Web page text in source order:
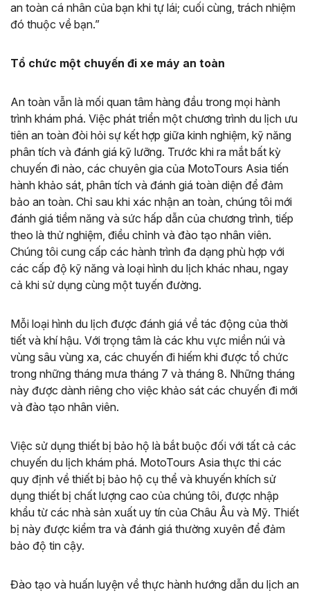
an toàn cá nhân của bạn khi tự lái; cuối cùng, trách nhiệm
đó thuộc về bạn.”
Tổ chức một chuyến đi xe máy an toàn
An toàn vẫn là mối quan tâm hàng đầu trong mọi hành
trình khám phá. Việc phát triển một chương trình du lịch ưu
tiên an toàn đòi hỏi sự kết hợp giữa kinh nghiệm, kỹ năng
phân tích và đánh giá kỹ lưỡng. Trước khi ra mắt bất kỳ
chuyến đi nào, các chuyên gia của MotoTours Asia tiến
hành khảo sát, phân tích và đánh giá toàn diện để đảm
bảo an toàn. Chỉ sau khi xác nhận an toàn, chúng tôi mới
đánh giá tiềm năng và sức hấp dẫn của chương trình, tiếp
theo là thử nghiệm, điều chỉnh và đào tạo nhân viên.
Chúng tôi cung cấp các hành trình đa dạng phù hợp với
các cấp độ kỹ năng và loại hình du lịch khác nhau, ngay
cả khi sử dụng cùng một tuyến đường.
Mỗi loại hình du lịch được đánh giá về tác động của thời
tiết và khí hậu. Với trọng tâm là các khu vực miền núi và
vùng sâu vùng xa, các chuyến đi hiếm khi được tổ chức
trong những tháng mưa tháng 7 và tháng 8. Những tháng
này được dành riêng cho việc khảo sát các chuyến đi mới
và đào tạo nhân viên.
Việc sử dụng thiết bị bảo hộ là bắt buộc đối với tất cả các
chuyến du lịch khám phá. MotoTours Asia thực thi các
quy định về thiết bị bảo hộ cụ thể và khuyến khích sử
dụng thiết bị chất lượng cao của chúng tôi, được nhập
khẩu từ các nhà sản xuất uy tín của Châu Âu và Mỹ. Thiết
bị này được kiểm tra và đánh giá thường xuyên để đảm
bảo độ tin cậy.
Đào tạo và huấn luyện về thực hành hướng dẫn du lịch an